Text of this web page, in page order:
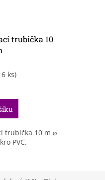
trubička 10
ks)
trubička 10 m ⌀
PVC.